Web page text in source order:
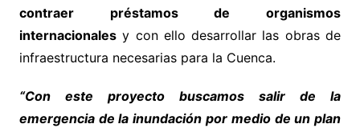
contraer préstamos de organismos
internacionalesy con ello desarrollar las obras de
infraestructura necesarias para la Cuenca.
“Con este proyecto buscamos salir de la
emergencia de la inundación por medio de un plan